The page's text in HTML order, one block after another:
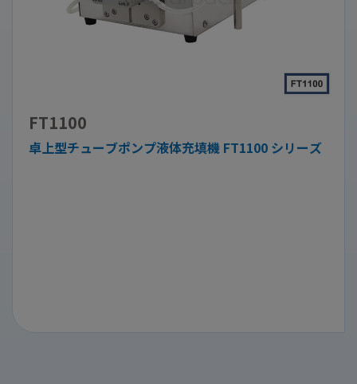
FT1100
卓上型チューブポンプ液体充填機 FT1100 シリーズ